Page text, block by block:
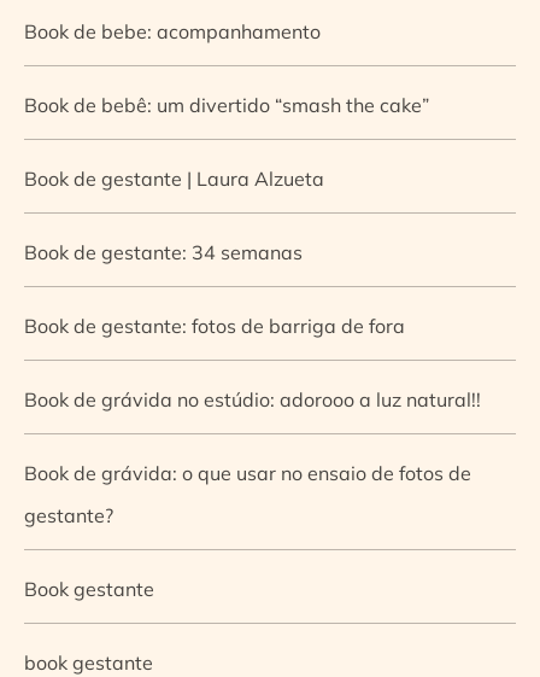
Book de bebe: acompanhamento
Book de bebê: um divertido “smash the cake”
Book de gestante | Laura Alzueta
Book de gestante: 34 semanas
Book de gestante: fotos de barriga de fora
Book de grávida no estúdio: adorooo a luz natural!!
Book de grávida: o que usar no ensaio de fotos de
gestante?
Book gestante
book gestante